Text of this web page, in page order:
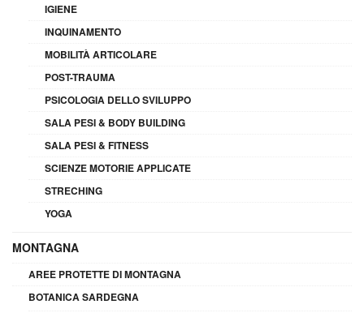
IGIENE
INQUINAMENTO
MOBILITÀ ARTICOLARE
POST-TRAUMA
PSICOLOGIA DELLO SVILUPPO
SALA PESI & BODY BUILDING
SALA PESI & FITNESS
SCIENZE MOTORIE APPLICATE
STRECHING
YOGA
MONTAGNA
AREE PROTETTE DI MONTAGNA
BOTANICA SARDEGNA